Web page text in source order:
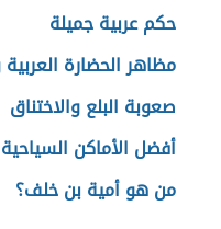
حكم عربية جميلة
مظاهر الحضارة
صعوبة البلع والاختناق
أفضل الأماكن
من هو أمية بن خلف؟